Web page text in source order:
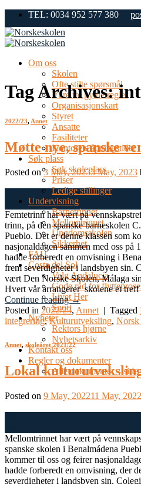
Skip
content
TEL: 0034 952 577 380
Om oss
Skolen
Ofte stilte spørsmål
Våre tre gylne regler
Organisasjonskart
Styret
Ansatte
Fasiliteter
Kontorets åpningstider
Søk plass
Søk skoleplass
Priser
Ledige stillinger
Undervisning
Barnetrinnet
Mellomtrinnet
Ungdomsskolen
Sikkerhet
FAU
Costa del Sol
Velg Andalucia
Gode råd for
Livet Her
Sport
Nyheter
Rektors hjørne
Nyhetsarkiv
Kontakt oss
Regler og dokumenter
Alle dokumenter – side
Tag Archives:
2022/23,Annet
Møtte nye, spanske
Posted on3 May, 20233 May, 2023
May
Femtetrinn har vært på
trinn, på den spanske barneskolen
Pueblo. Det er denne klassen som
nasjonaldagen sammen med oss på
hadde forberedt en omvisning i
frem severdigheter i landsbyen sin.
vært Den Norske Skolen, Málaga
Hvert vår arrangerer skolene et
Continue reading→
Posted in 2022/23, Annet | Tagged
integrering,Kulturutveksling, Norsk
Annet, skoleåret 2021/22
Lokal
Posted on 9 May, 202211 May, 2022
Mellomtrinnet har vært på
spanske skolen i Benalmádena
kommer til oss og feirer
hadde forberedt en omvisning, der
severdigheter i landsbyen sin.